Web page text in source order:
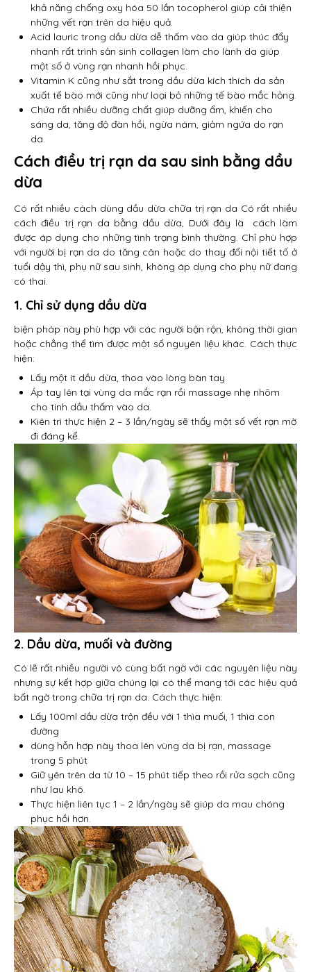
khả năng chống oxy hóa 50 lần tocopherol giúp cải thiện
những vết rạn trên da hiệu quả.
Acid lauric trong dầu dừa dễ thấm vào da giúp thúc đẩy
nhanh rất trình sản sinh collagen làm cho lành da giúp
một số ở vùng rạn nhanh hồi phục.
Vitamin K cũng như sắt trong dầu dừa kích thích da sản
xuất tế bào mới cũng như loại bỏ những tế bào mắc hỏng.
Chứa rất nhiều dưỡng chất giúp dưỡng ẩm, khiến cho
sáng da, tăng độ đàn hồi, ngừa nám, giảm ngứa do rạn
da.
Cách điều trị rạn da sau sinh bằng dầu
dừa
Có rất nhiều cách dùng dầu dừa chữa trị rạn da Có rất nhiều
cách điều trị rạn da bằng dầu dừa, Dưới đây là cách làm
được áp dụng cho những tình trạng bình thường. Chỉ phù hợp
với người bị rạn da do tăng cân hoặc do thay đổi nội tiết tố ở
tuổi dậy thì, phụ nữ sau sinh, không áp dụng cho phụ nữ đang
có thai.
1. Chỉ sử dụng dầu dừa
biện pháp này phù hợp với các người bận rộn, không thời gian
hoặc chẳng thể tìm được một số nguyên liệu khác. Cách thực
hiện:
Lấy một ít dầu dừa, thoa vào lòng bàn tay
Áp tay lên tại vùng da mắc rạn rồi massage nhẹ nhõm
cho tinh dầu thấm vào da.
Kiên trì thực hiện 2 – 3 lần/ngày sẽ thấy một số vết rạn mờ
đi đáng kể.
2. Dầu dừa, muối và đường
Có lẽ rất nhiều người vô cùng bất ngờ với các nguyên liệu này
nhưng sự kết hợp giữa chúng lại có thể mang tới các hiệu quả
bất ngờ trong chữa trị rạn da. Cách thực hiện:
Lấy 100ml dầu dừa trộn đều với 1 thìa muối, 1 thìa con
đường
dùng hỗn hợp này thoa lên vùng da bị rạn, massage
trong 5 phút
Giữ yên trên da từ 10 – 15 phút tiếp theo rồi rửa sạch cũng
như lau khô.
Thực hiện liên tục 1 – 2 lần/ngày sẽ giúp da mau chóng
phục hồi hơn.